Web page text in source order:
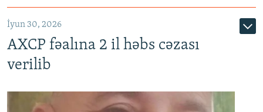
İyun 30, 2026
AXCP fəalına 2 il həbs cəzası
verilib